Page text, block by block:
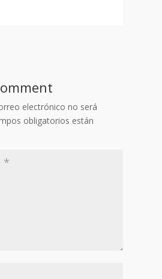
electrónico no será
obligatorios están